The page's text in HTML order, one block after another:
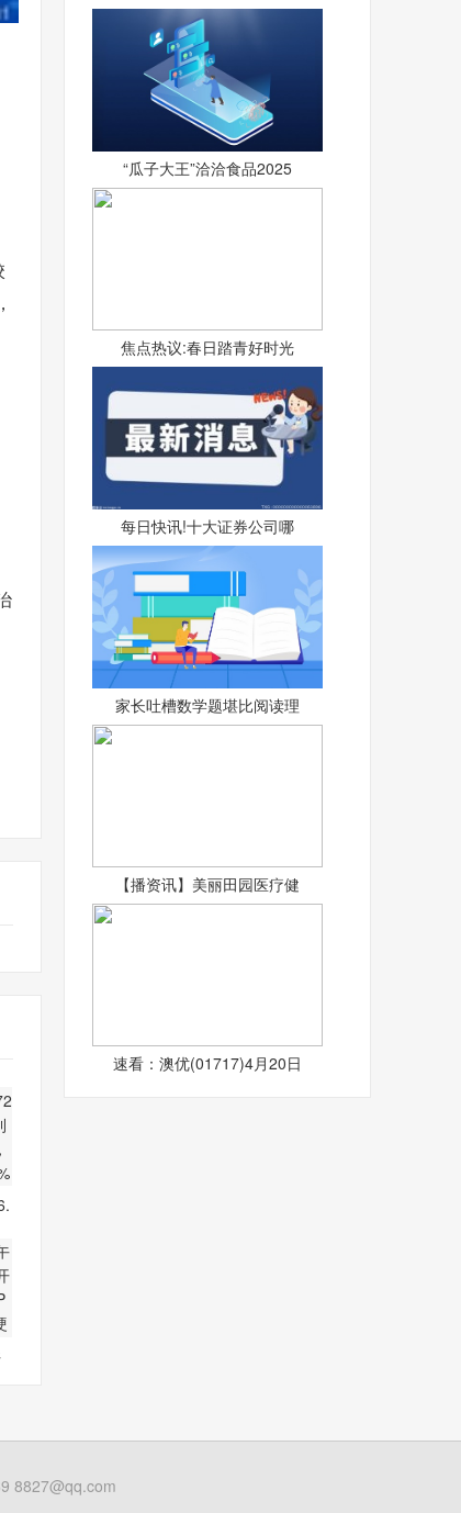
“瓜子大王”洽洽食品2025
焦点热议:春日踏青好时光
每日快讯!十大证券公司哪
家长吐槽数学题堪比阅读理
【播资讯】美丽田园医疗健
速看：澳优(01717)4月20日
8827@qq.com